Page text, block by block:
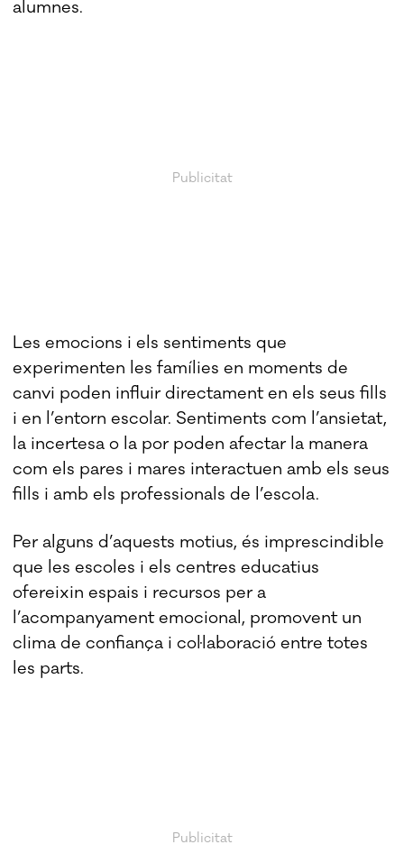
alumnes.
Les emocions i els sentiments que
experimenten les famílies en moments de
canvi poden influir directament en els seus fills
i en l’entorn escolar. Sentiments com l’ansietat,
la incertesa o la por poden afectar la manera
com els pares i mares interactuen amb els seus
fills i amb els professionals de l’escola.
Per alguns d’aquests motius, és imprescindible
que les escoles i els centres educatius
ofereixin espais i recursos per a
l’acompanyament emocional, promovent un
clima de confiança i col·laboració entre totes
les parts.